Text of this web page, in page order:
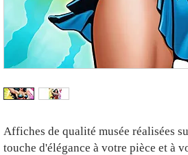
Affiches de qualité musée réalisées
touche d'élégance à votre pièce et à